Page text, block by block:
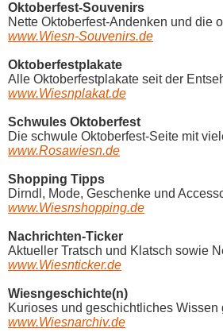
Oktoberfest-Souvenirs
Nette Oktoberfest-Andenken und die
www.Wiesn-Souvenirs.de
Oktoberfestplakate
Alle Oktoberfestplakate seit der
www.Wiesnplakat.de
Schwules Oktoberfest
Die schwule Oktoberfest-Seite mit
www.Rosawiesn.de
Shopping Tipps
Dirndl, Mode, Geschenke und
www.Wiesnshopping.de
Nachrichten-Ticker
Aktueller Tratsch und Klatsch sowie
www.Wiesnticker.de
Wiesngeschichte(n)
Kurioses und geschichtliches Wissen
www.Wiesnarchiv.de